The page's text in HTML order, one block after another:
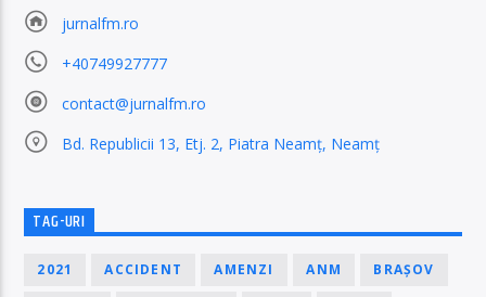
jurnalfm.ro
+40749927777
contact@jurnalfm.ro
Bd. Republicii 13, Etj. 2, Piatra Neamț, Neamț
TAG-URI
2021 ACCIDENT AMENZI ANM BRAȘOV